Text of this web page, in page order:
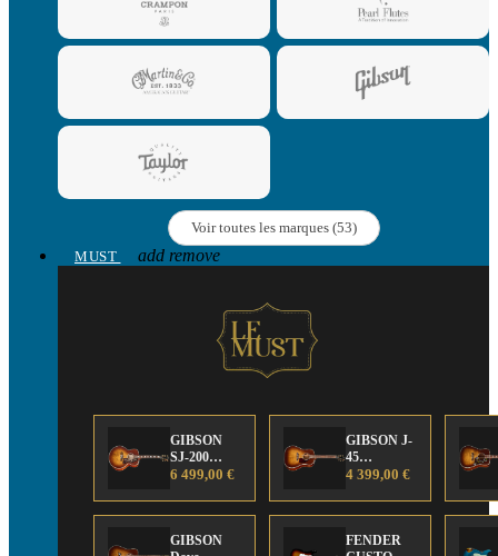
Voir toutes les marques (53)
MUST
add remove
GIBSON
SJ-200
Anniversary
Edition
6 499,00 €
GIBSON J-
45
Anniversary
Edition
4 399,00 €
GIBSON
FENDER